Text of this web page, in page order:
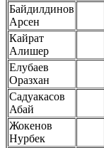
Байдилдинов
Арсен
Кайрат
Алишер
Елубаев
Оразхан
Садуакасов
Абай
Жокенов
Нурбек